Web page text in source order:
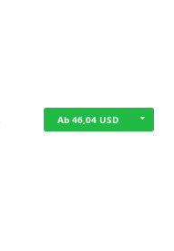
Ab 46,04 USD